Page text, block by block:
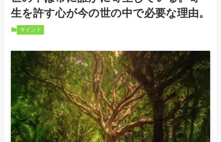
生を許す心が今の世の中で必要な理由。
マインド